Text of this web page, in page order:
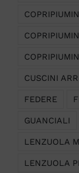
CUSCINI
FEDERE
GUANCIALI
LENZUOLA
LENZUOLA